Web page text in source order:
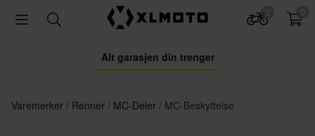
Alt garasjen din trenger
Varemerker Renner MC-Deler MC-Beskyttelse